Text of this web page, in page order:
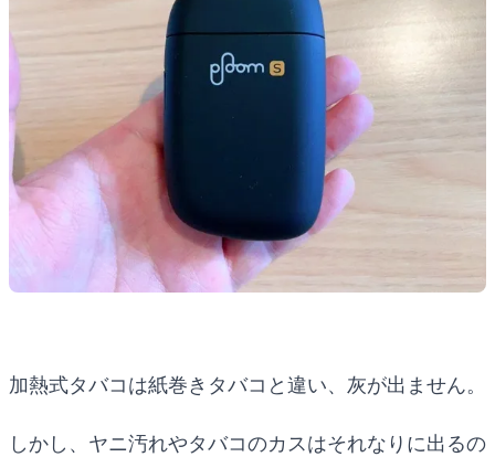
加熱式タバコは紙巻きタバコと違い、灰が出ません。
しかし、ヤニ汚れやタバコのカスはそれなりに出るの